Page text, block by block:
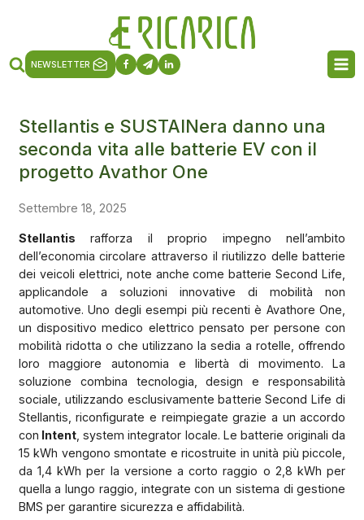
NEWSLETTER
Stellantis e SUSTAINera danno una
seconda vita alle batterie EV con il
progetto Avathor One
Settembre 18, 2025
Stellantis rafforza il proprio impegno nell’ambito
dell’economia circolare attraverso il riutilizzo delle batterie
dei veicoli elettrici, note anche come batterie Second Life,
applicandole a soluzioni innovative di mobilità non
automotive. Uno degli esempi più recenti è Avathore One,
un dispositivo medico elettrico pensato per persone con
mobilità ridotta o che utilizzano la sedia a rotelle, offrendo
loro maggiore autonomia e libertà di movimento. La
soluzione combina tecnologia, design e responsabilità
sociale, utilizzando esclusivamente batterie Second Life di
Stellantis, riconfigurate e reimpiegate grazie a un accordo
con Intent, system integrator locale. Le batterie originali da
15 kWh vengono smontate e ricostruite in unità più piccole,
da 1,4 kWh per la versione a corto raggio o 2,8 kWh per
quella a lungo raggio, integrate con un sistema di gestione
BMS per garantire sicurezza e affidabilità.